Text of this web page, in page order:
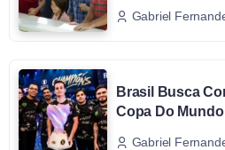
Gabriel
Brasil Busca
Copa Do
Gabriel